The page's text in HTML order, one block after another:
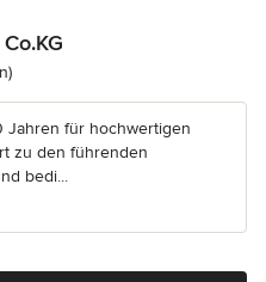
von 5 Sternen
Jahren für hochwertigen
zu den führenden
bedi...